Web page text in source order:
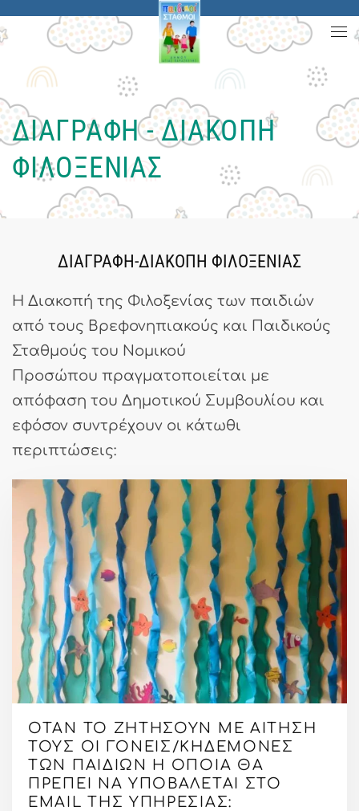
Skip to main content
ΔΙΑΓΡΑΦΗ - ΔΙΑΚΟΠΗ
ΦΙΛΟΞΕΝΙΑΣ
ΔΙΑΓΡΑΦΗ-ΔΙΑΚΟΠΗ ΦΙΛΟΞΕΝΙΑΣ
Η Διακοπή της Φιλοξενίας των παιδιών
από τους Βρεφονηπιακούς και Παιδικούς
Σταθμούς του Νομικού
Προσώπου πραγματοποιείται με
απόφαση του Δημοτικού Συμβουλίου και
εφόσον συντρέχουν οι κάτωθι
περιπτώσεις:
ΌΤΑΝ ΤΟ ΖΗΤΉΣΟΥΝ ΜΕ ΑΊΤΗΣΉ
ΤΟΥΣ ΟΙ ΓΟΝΕΊΣ/ΚΗΔΕΜΌΝΕΣ
ΤΩΝ ΠΑΙΔΙΏΝ Η ΟΠΟΊΑ ΘΑ
ΠΡΈΠΕΙ ΝΑ ΥΠΟΒΆΛΕΤΑΙ ΣΤΟ
EMAIL ΤΗΣ ΥΠΗΡΕΣΊΑΣ: